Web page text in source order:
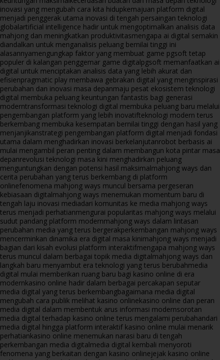
inovasi yang mengubah cara kita hidupkemajuan platform digital
menjadi penggerak utama inovasi di tengah persaingan teknologi
globalartificial intelligence hadir untuk mengoptimalkan analisis data
mahjong dan meningkatkan produktivitasmengapa ai digital semakin
diandalkan untuk menganalisis peluang bernilai tinggi ini
alasannyamengungkap faktor yang membuat game pgsoft tetap
populer di kalangan penggemar game digitalpgsoft memanfaatkan ai
digital untuk menciptakan analisis data yang lebih akurat dan
efisienpragmatic play membawa gebrakan digital yang menginspirasi
perubahan dan inovasi masa depanmaju pesat ekosistem teknologi
digital membuka peluang keuntungan fantastis bagi generasi
moderntransformasi teknologi digital membuka peluang baru melalui
pengembangan platform yang lebih inovatifteknologi modern terus
berkembang membuka kesempatan bernilai tinggi dengan hasil yang
menjanjikanstrategi pengembangan platform digital menjadi fondasi
utama dalam menghadirkan inovasi berkelanjutanrobot berbasis ai
mulai mengambil peran penting dalam membangun kota pintar masa
depanrevolusi teknologi masa kini menghadirkan peluang
menguntungkan dengan potensi hasil maksimalmahjong ways dan
cerita perubahan yang terus berkembang di platform
onlinefenomena mahjong ways muncul bersama pergeseran
kebiasaan digitalmahjong ways menemukan momentum baru di
tengah laju inovasi mediadari komunitas ke media mahjong ways
terus menjadi perhatianmengurai popularitas mahjong ways melalui
sudut pandang platform modernmahjong ways dalam lintasan
perubahan media yang terus bergerakperkembangan mahjong ways
mencerminkan dinamika era digital masa kinimahjong ways menjadi
bagian dari kisah evolusi platform interaktifmengapa mahjong ways
terus muncul dalam berbagai topik media digitalmahjong ways dan
langkah baru menyambut era teknologi yang terus berubahmedia
digital mulai memberikan ruang baru bagi kasino online di era
modernkasino online hadir dalam berbagai percakapan seputar
media digital yang terus berkembangbagaimana media digital
mengubah cara publik melihat kasino onlinekasino online dan peran
media digital dalam membentuk arus informasi modernsorotan
media digital terhadap kasino online terus mengalami perubahandari
media digital hingga platform interaktif kasino online mulai menarik
perhatiankasino online menemukan narasi baru di tengah
perkembangan media digitalmedia digital kembali menyoroti
fenomena yang berkaitan dengan kasino onlinejejak kasino online